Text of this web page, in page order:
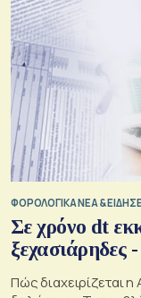
ΦΟΡΟΛΟΓΙΚΑ ΝΕΑ &
Σε χρόνο dt
ξεχασιάρηδες
Πώς διαχειρίζεται